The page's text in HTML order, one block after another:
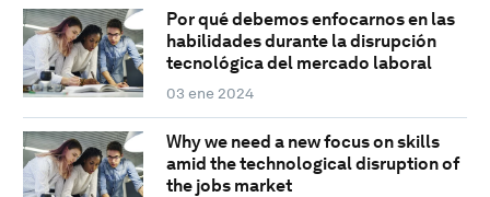
Por qué debemos enfocarnos en las
habilidades durante la disrupción
tecnológica del mercado laboral
03 ene 2024
Why we need a new focus on skills
amid the technological disruption of
the jobs market